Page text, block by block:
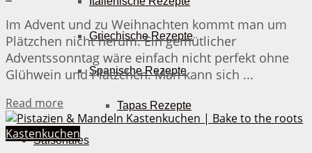
Griechische Rezepte
Spanische Rezepte
Tapas Rezepte
Saisonales
Im Advent und zu Weihnachten kommt man um
Plätzchen nicht herum. Ein gemütlicher
Adventssonntag wäre einfach nicht perfekt ohne
Glühwein und Plätzchen. Man kann sich ...
Read more
Kastenkuchen